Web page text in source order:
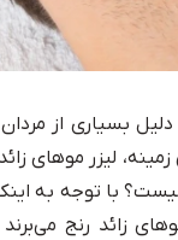
بسیاری از
زمینه، لیزر
با توجه به
زائد رنج می‌برند